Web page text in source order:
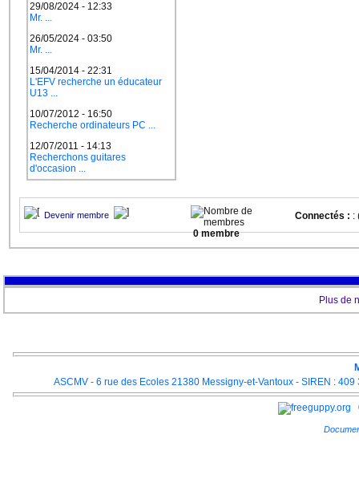
29/08/2024 - 12:33
Mr. ...
26/05/2024 - 03:50
Mr. ...
15/04/2014 - 22:31
L'EFV recherche un éducateur
U13 ...
10/07/2012 - 16:50
Recherche ordinateurs PC ...
12/07/2011 - 14:13
Recherchons guitares
d'occasion ...
Devenir membre
0 membre
Connectés : :
Plus de
ASCMV - 6 rue des Ecoles 21380 Messigny-et-Vantoux - SIREN :